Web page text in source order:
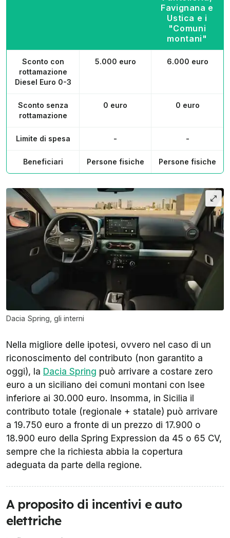
Favignana e
Ustica e i
"Comuni
montani"
Sconto con
rottamazione
Diesel Euro 0-3
5.000 euro 6.000 euro
Sconto senza
rottamazione
0 euro 0 euro
Limite di spesa - -
Beneficiari Persone fisiche Persone fisiche
Dacia Spring, gli interni
Nella migliore delle ipotesi, ovvero nel caso di un
riconoscimento del contributo (non garantito a
oggi), la Dacia Spring può arrivare a costare zero
euro a un siciliano dei comuni montani con Isee
inferiore ai 30.000 euro. Insomma, in Sicilia il
contributo totale (regionale + statale) può arrivare
a 19.750 euro a fronte di un prezzo di 17.900 o
18.900 euro della Spring Expression da 45 o 65 CV,
sempre che la richiesta abbia la copertura
adeguata da parte della regione.
A proposito di incentivi e auto
elettriche